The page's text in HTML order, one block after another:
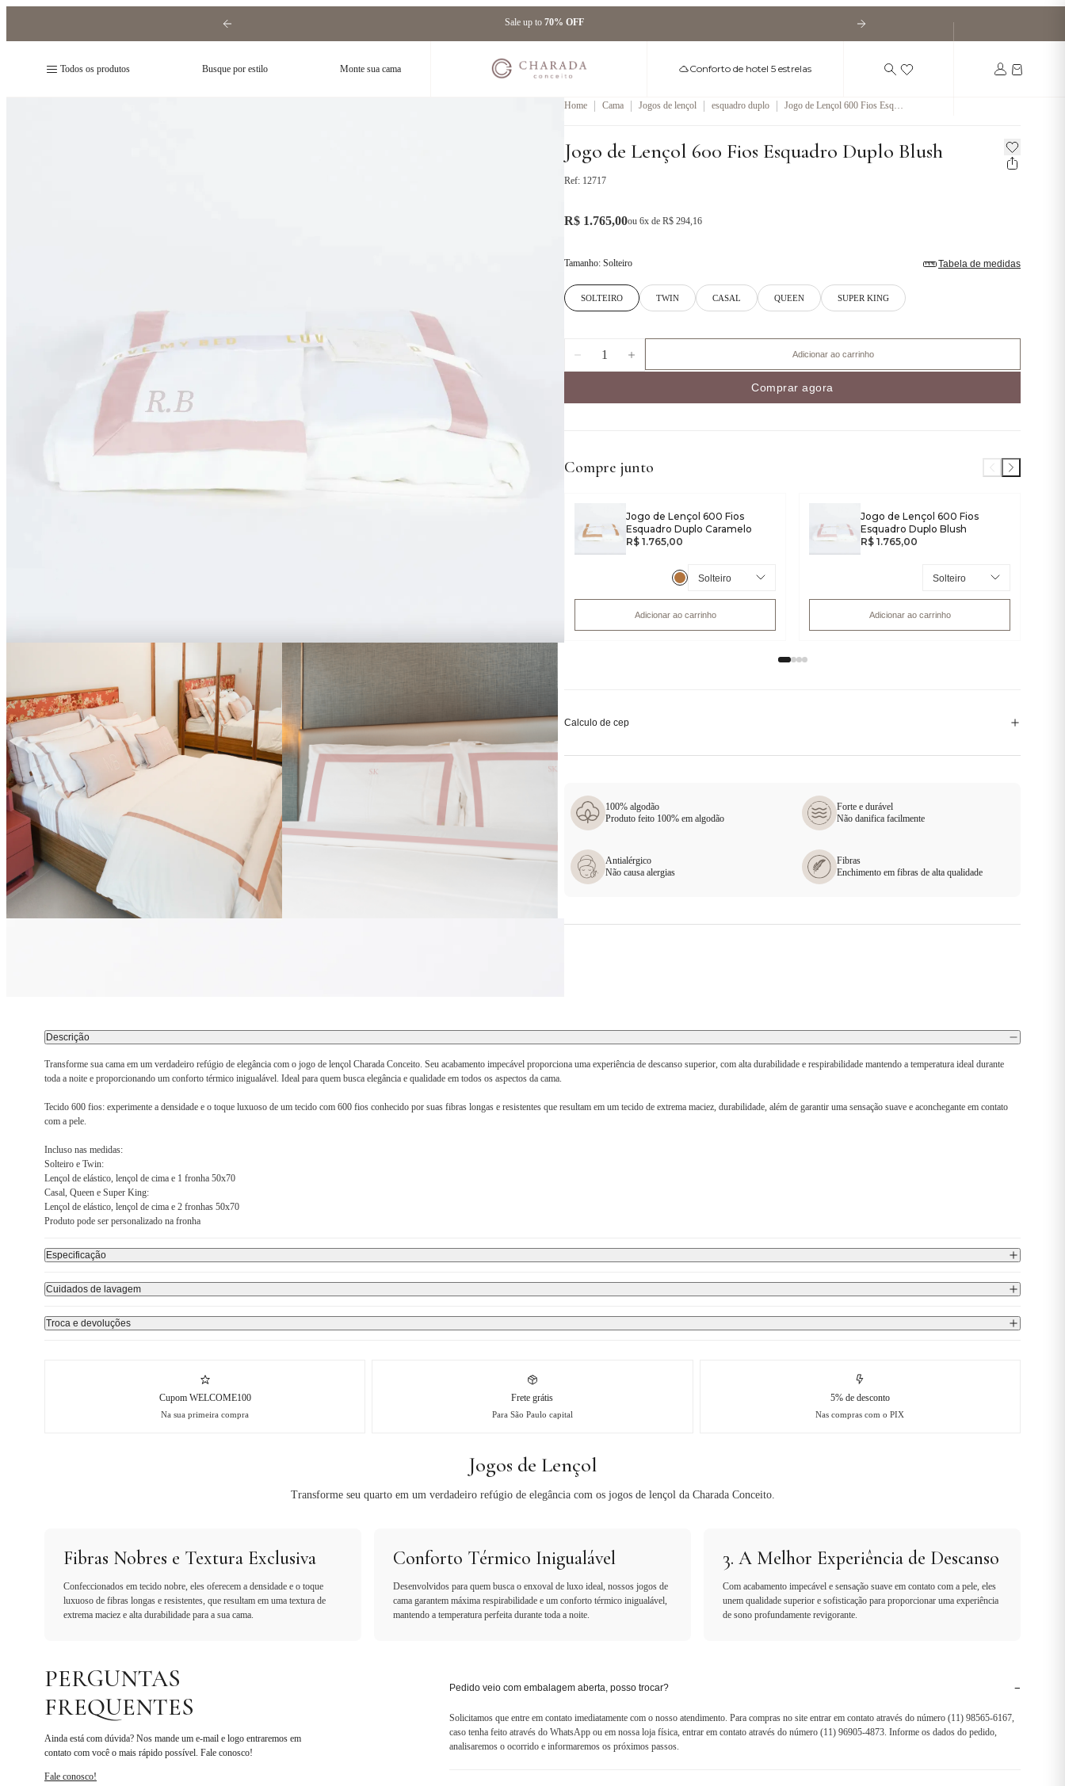
WELCOME100na suaPrimeira Compra*
Todos os produtos Busque por estilo Monte sua cama Conforto de hotel 5 estrelas
Home | Cama | Jogos de lençol | esquadro duplo |
Jogo de Lençol 600 Fios Esqua
Jogo de Lençol 600 Fios Esquadro Duplo Blush
Ref: 12717
R$ 1.765,00ou 6x de R$ 294,16
Tamanho: Solteiro Tabela de medidas
SOLTEIRO TWIN CASAL QUEEN SUPER KING
1 Adicionar ao carrinho
Comprar agora
Compre junto
Jogo de Lençol 600 Fios
Esquadro Duplo Caramelo
R$ 1.765,00
Adicionar ao carrinho
Jogo de Lençol 600 Fios
Esquadro Duplo Blush
R$ 1.765,00
Adicionar ao carrinho
Calculo de cep
100% algodão
Produto feito 100% em algodão
Forte e durável
Não danifica facilmente
Antialérgico
Não causa alergias
Fibras
Enchimento em fibras de alta qualidade
Descrição
Transforme sua cama em um verdadeiro refúgio de elegância com o jogo de lençol Charada Conceito. Seu acabamento impecável proporciona uma experiência de descanso superior, com alta durabilidade e respirabilidade mantendo a temperatura ideal durante
toda a noite e proporcionando um conforto térmico inigualável. Ideal para quem busca elegância e qualidade em todos os aspectos da cama.
Tecido 600 fios: experimente a densidade e o toque luxuoso de um tecido com 600 fios conhecido por suas fibras longas e resistentes que resultam em um tecido de extrema maciez, durabilidade, além de garantir uma sensação suave e aconchegante em contato
com a pele.
Incluso nas medidas:
Solteiro e Twin:
Lençol de elástico, lençol de cima e 1 fronha 50x70
Casal, Queen e Super King:
Lençol de elástico, lençol de cima e 2 fronhas 50x70
Produto pode ser personalizado na fronha
Especificação
Cuidados de lavagem
Troca e devoluções
Cupom WELCOME100
Na sua primeira compra
Frete grátis
Para São Paulo capital
5% de desconto
Nas compras com o PIX
Jogos de Lençol
Transforme seu quarto em um verdadeiro refúgio de elegância com os jogos de lençol da Charada Conceito.
Fibras Nobres e Textura Exclusiva
Confeccionados em tecido nobre, eles oferecem a densidade e o toque
luxuoso de fibras longas e resistentes, que resultam em uma textura de
extrema maciez e alta durabilidade para a sua cama.
Conforto Térmico Inigualável
Desenvolvidos para quem busca o enxoval de luxo ideal, nossos jogos de
cama garantem máxima respirabilidade e um conforto térmico inigualável,
mantendo a temperatura perfeita durante toda a noite.
3. A Melhor Experiência de Descanso
Com acabamento impecável e sensação suave em contato com a pele, eles
unem qualidade superior e sofisticação para proporcionar uma experiência
de sono profundamente revigorante.
PERGUNTAS
FREQUENTES
Ainda está com dúvida? Nos mande um e-mail e logo entraremos em
contato com você o mais rápido possível. Fale conosco!
Fale conosco!
Pedido veio com embalagem aberta, posso trocar? −
Solicitamos que entre em contato imediatamente com o nosso atendimento. Para compras no site entrar em contato através do número (11) 98565-6167,
caso tenha feito através do WhatsApp ou em nossa loja física, entrar em contato através do número (11) 96905-4873. Informe os dados do pedido,
analisaremos o ocorrido e informaremos os próximos passos.